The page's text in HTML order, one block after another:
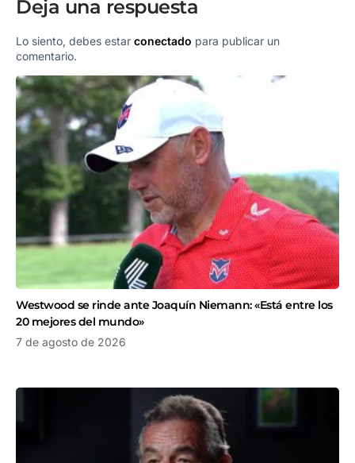
Deja una respuesta
Lo siento, debes estar conectado para publicar un
comentario.
Westwood se rinde ante Joaquín Niemann: «Está entre los
20 mejores del mundo»
7 de agosto de 2026